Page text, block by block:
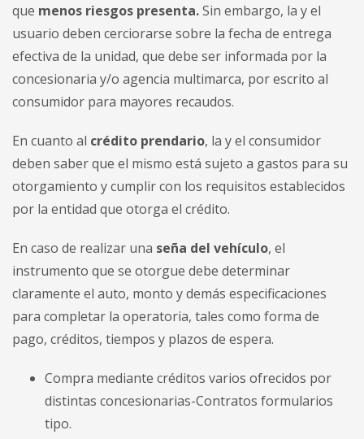
que menos riesgos presenta.Sin embargo, la y el
usuario deben cerciorarse sobre la fecha de entrega
efectiva de la unidad, que debe ser informada por la
concesionaria y/o agencia multimarca, por escrito al
consumidor para mayores recaudos.
En cuanto al crédito prendario, la y el consumidor
deben saber que el mismo está sujeto a gastos para su
otorgamiento y cumplir con los requisitos establecidos
por la entidad que otorga el crédito.
En caso de realizar una seña del vehículo, el
instrumento que se otorgue debe determinar
claramente el auto, monto y demás especificaciones
para completar la operatoria, tales como forma de
pago, créditos, tiempos y plazos de espera.
Compra mediante créditos varios ofrecidos por
distintas concesionarias-Contratos formularios
tipo.